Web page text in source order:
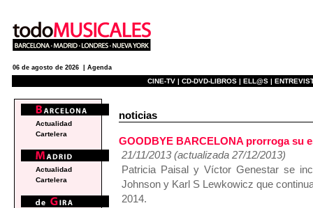
06 de agosto de 2026 | Agenda
CINE-TV | CD-DVD-LIBROS | ELL@S |
noticias
GOODBYE BARCELONA prorroga su
21/11/2013 (actualizada 27/12/2013)
Patricia Paisal y Víctor Genestar se
Johnson y Karl S Lewkowicz que
2014.
Actualidad
Cartelera
Actualidad
Cartelera